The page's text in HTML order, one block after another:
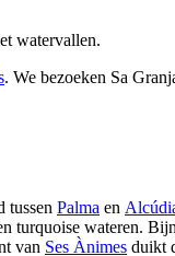
watervallen.
. We bezoeken Sa
tussen Palma en
turquoise wateren.
van Ses Ànimes duikt